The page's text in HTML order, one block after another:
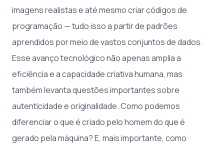
imagens realistas e até mesmo criar códigos de
programação — tudo isso a partir de padrões
aprendidos por meio de vastos conjuntos de dados.
Esse avanço tecnológico não apenas amplia a
eficiência e a capacidade criativa humana, mas
também levanta questões importantes sobre
autenticidade e originalidade. Como podemos
diferenciar o que é criado pelo homem do que é
gerado pela máquina? E, mais importante, como